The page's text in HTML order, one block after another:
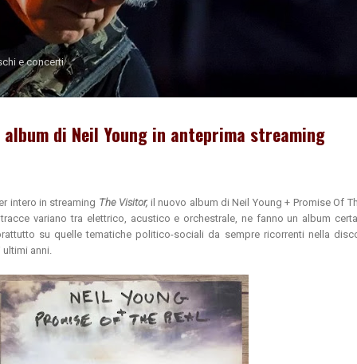
Passa ai contenuti principali
e concerti
di Neil Young in anteprima streaming
intero in streaming The Visitor, il nuovo album di Neil Young + Promise Of
tracce variano tra elettrico, acustico e orchestrale, ne fanno un album
su quelle tematiche politico-sociali da sempre ricorrenti nella
anni.